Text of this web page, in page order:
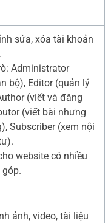
sửa, xóa tài khoản
Administrator
bộ), Editor (quản lý
(viết và đăng
(viết bài nhưng
Subscriber (xem nội
website có nhiều
ảnh, video, tài liệu